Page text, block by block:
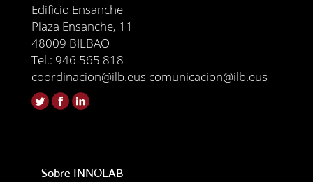
Edificio Ensanche
Plaza Ensanche, 11
48009 BILBAO
Tel.: 946 565 818
coordinacion@ilb.eus comunicacion@ilb.eus
Sobre INNOLAB